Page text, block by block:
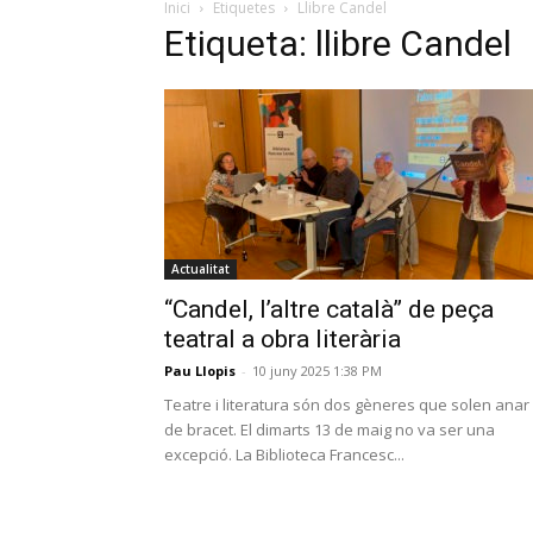
Inici Etiquetes Llibre Candel
Etiqueta: llibre Candel
Actualitat
“Candel, l’altre català” de peça
teatral a obra literària
Pau Llopis - 10 juny 2025 1:38 PM
Teatre i literatura són dos gèneres que solen anar
de bracet. El dimarts 13 de maig no va ser una
excepció. La Biblioteca Francesc...